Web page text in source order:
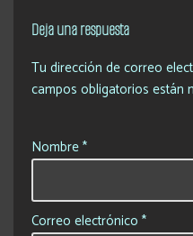
Deja una respuesta
Tu dirección de correo
campos obligatorios están
Nombre*
Correo electrónico *